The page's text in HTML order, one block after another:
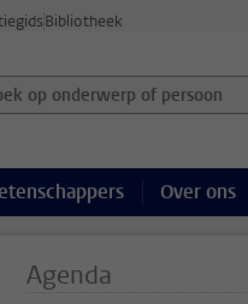
Bibliotheek
op onderwerp of persoon en
Over ons
Agenda